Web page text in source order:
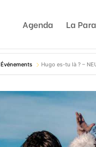
Agenda La
Événements Hugo es-tu là ? –